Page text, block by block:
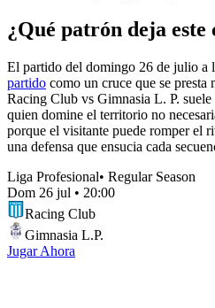
¿Qué patrón deja este
El partido del domingo 26 de julio a
partido como un cruce que se presta
Racing Club vs Gimnasia L. P. suele
quien domine el territorio no
porque el visitante puede romper el
una defensa que ensucia cada
Liga Profesional• Regular Season
Dom 26 jul • 20:00
Racing Club
Gimnasia L.P.
Jugar Ahora